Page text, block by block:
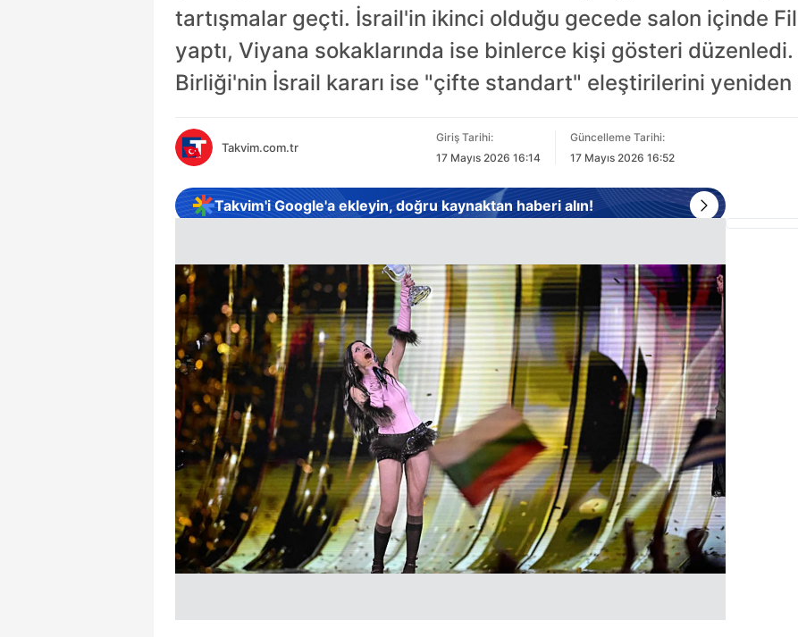
tartışmalar geçti. İsrail'in ikinci olduğu gecede salon içinde
yaptı, Viyana sokaklarında ise binlerce kişi gösteri düzenledi.
Birliği'nin İsrail kararı ise "çifte standart" eleştirilerini
Takvim.com.tr
Giriş Tarihi:
17 Mayıs 2026 16:14
Güncelleme Tarihi:
17 Mayıs 2026 16:52
Takvim'i Google'a ekleyin, doğru kaynaktan haberi alın!